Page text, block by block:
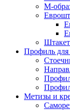
М-
Профиль для
Метизы и